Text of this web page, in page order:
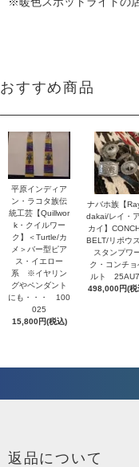
おすすめ商品
平原インディア
ン・ラコタ族伝
統工芸【Quillwor
k・クイルワー
ク】＜Turtle/カ
メ＞バー型ピア
ス・イエロー
系 ※イヤリン
グやペンダント
にも・・・ 100
025
15,800円(税込)
ナバホ族【
dakai/レイ・
カイ】
BELT/リポウ
スタンプワ
ク・コンチョ
ルト
498,000円(税
返品について